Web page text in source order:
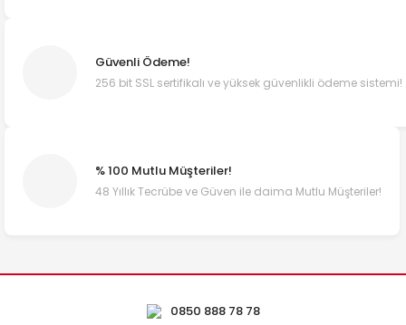
Güvenli Ödeme!
256 bit SSL sertifikalı ve yüksek güvenlikli ödeme sistemi!
% 100 Mutlu Müşteriler!
48 Yıllık Tecrübe ve Güven ile daima Mutlu Müşteriler!
0850 888 78 78